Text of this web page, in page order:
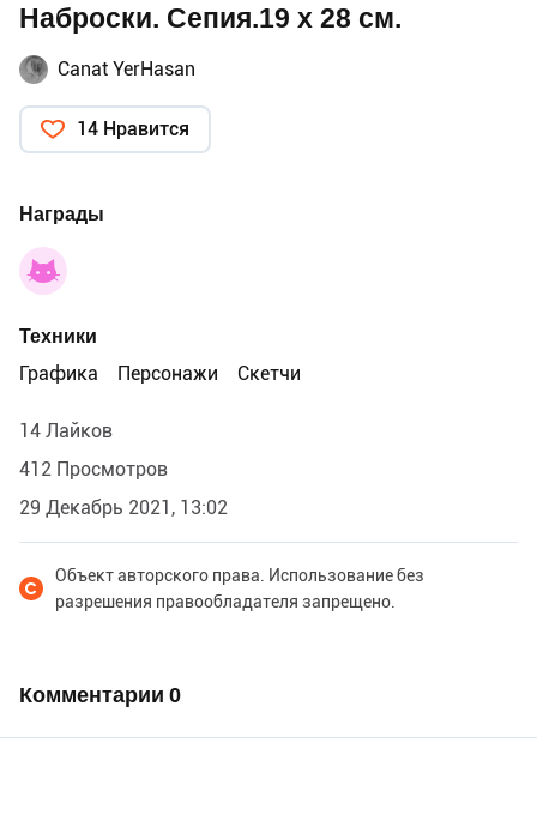
Наброски. Сепия.19 х 28 см.
Canat YerHasan
14 Нравится
Награды
Техники
Графика
Персонажи Скетчи
14 Лайков
412 Просмотров
29 Декабрь 2021, 13:02
Объект авторского права. Использование без
разрешения правообладателя запрещено.
Комментарии 0